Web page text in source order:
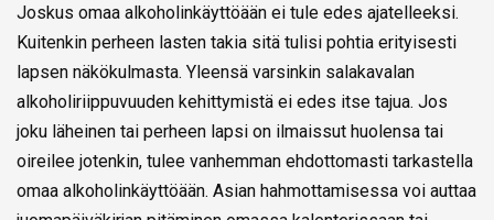
Joskus omaa alkoholinkäyttöään ei tule edes ajatelleeksi.
Kuitenkin perheen lasten takia sitä tulisi pohtia erityisesti
lapsen näkökulmasta. Yleensä varsinkin salakavalan
alkoholiriippuvuuden kehittymistä ei edes itse tajua. Jos
joku läheinen tai perheen lapsi on ilmaissut huolensa tai
oireilee jotenkin, tulee vanhemman ehdottomasti tarkastella
omaa alkoholinkäyttöään. Asian hahmottamisessa voi auttaa